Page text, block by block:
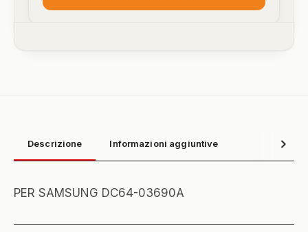
Descrizione Informazioni aggiuntive
PER SAMSUNG DC64-03690A